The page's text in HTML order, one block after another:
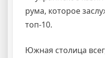
рума, которое
топ-10.
Южная столица